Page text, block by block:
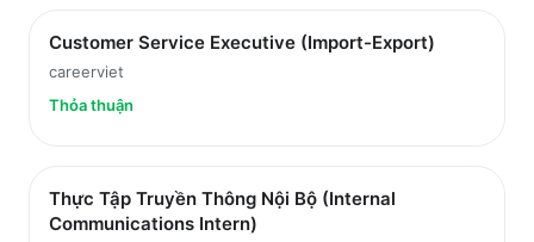
Customer Service Executive (Import-Export)
careerviet
Thỏa thuận
Thực Tập Truyền Thông Nội Bộ (Internal
Communications Intern)